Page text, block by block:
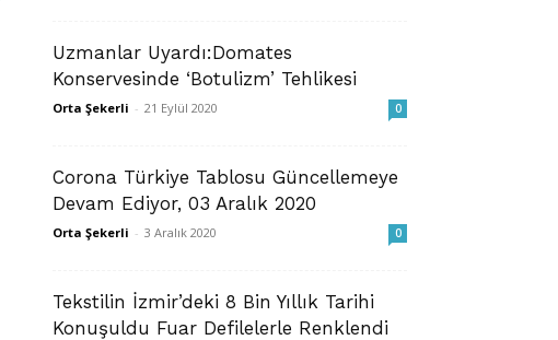
Uzmanlar Uyardı:Domates
Konservesinde ‘Botulizm’ Tehlikesi
Orta Şekerli - 21 Eylül 2020 0
Corona Türkiye Tablosu Güncellemeye
Devam Ediyor, 03 Aralık 2020
Orta Şekerli - 3 Aralık 2020 0
Tekstilin İzmir’deki 8 Bin Yıllık Tarihi
Konuşuldu Fuar Defilelerle Renklendi